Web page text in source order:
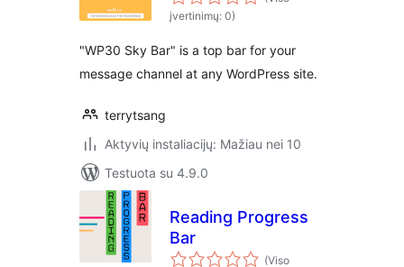
įvertinimų: 0)
"WP30 Sky Bar" is a top bar for your
message channel at any WordPress site.
terrytsang
Aktyvių instaliacijų: Mažiau nei 10
Testuota su 4.9.0
Reading Progress
Bar
(Viso